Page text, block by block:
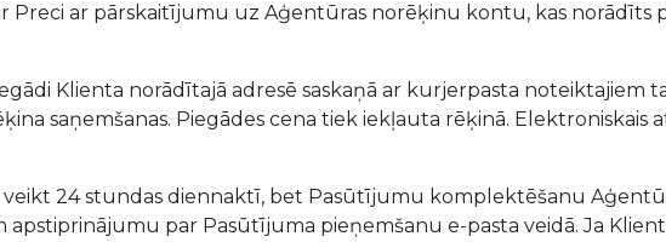
Preci ar pārskaitījumu uz Aģentūras norēķinu kontu, kas norādīts
Klienta norādītajā adresē saskaņā ar kurjerpasta noteiktajiem
saņemšanas. Piegādes cena tiek iekļauta rēķinā.
24 stundas diennaktī, bet Pasūtījumu komplektēšanu
par Pasūtījuma pieņemšanu e-pasta veidā. Ja